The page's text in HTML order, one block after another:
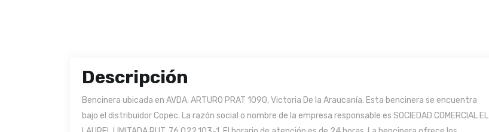
Descripción
Bencinera ubicada en AVDA. ARTURO PRAT 1090, Victoria De la Araucanía. Esta bencinera se encuentra
bajo el distribuidor Copec. La razón social o nombre de la empresa responsable es SOCIEDAD COMERCIAL EL